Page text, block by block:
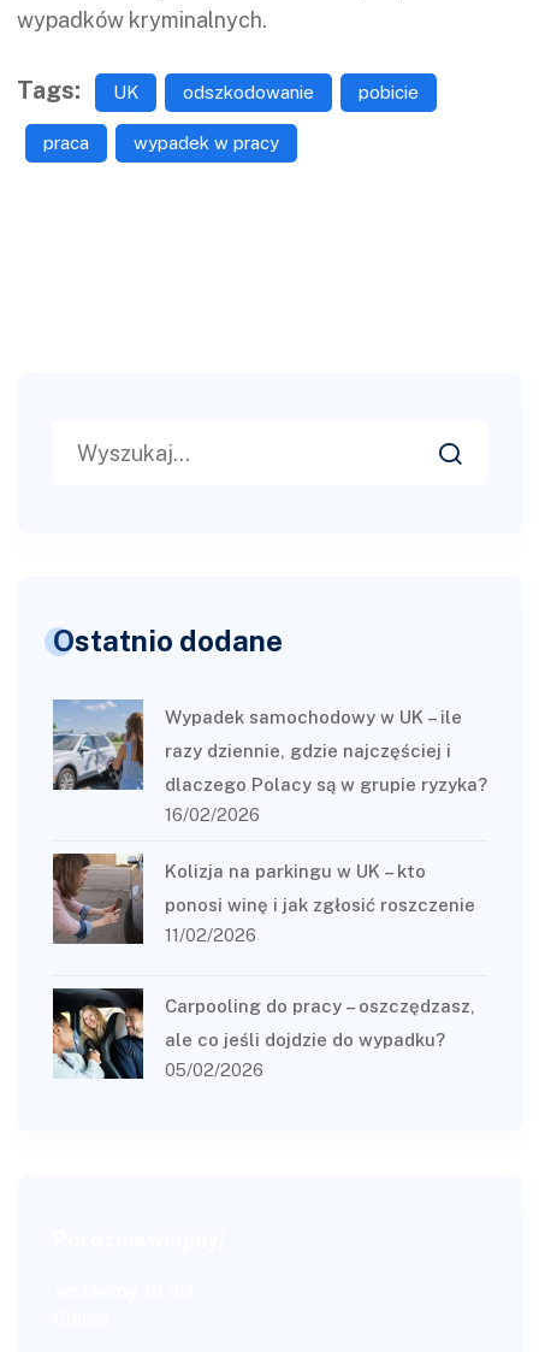
wypadków kryminalnych.
Tags: UK odszkodowanie pobicie
praca wypadek w pracy
for:
Ostatnio dodane
Wypadek samochodowy w UK – ile
razy dziennie, gdzie najczęściej i
dlaczego Polacy są w grupie ryzyka?
16/02/2026
Kolizja na parkingu w UK – kto
ponosi winę i jak zgłosić roszczenie
11/02/2026
Carpooling do pracy – oszczędzasz,
ale co jeśli dojdzie do wypadku?
05/02/2026